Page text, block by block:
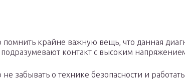
помнить крайне важную вещь, что данная
подразумевают контакт с высоким
забывать о технике безопасности и